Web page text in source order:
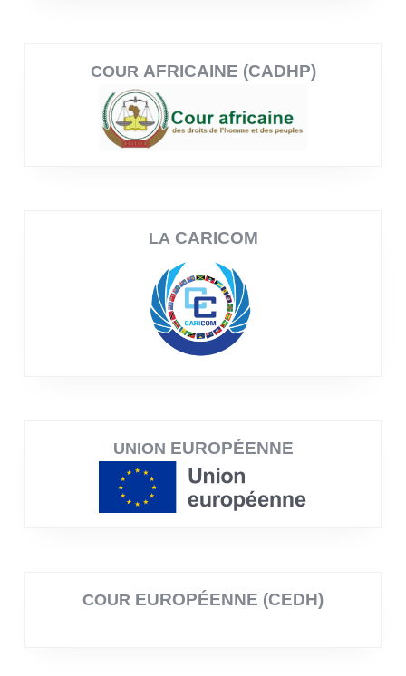
COUR AFRICAINE (CADHP)
LA CARICOM
UNION EUROPÉENNE
COUR EUROPÉENNE (CEDH)